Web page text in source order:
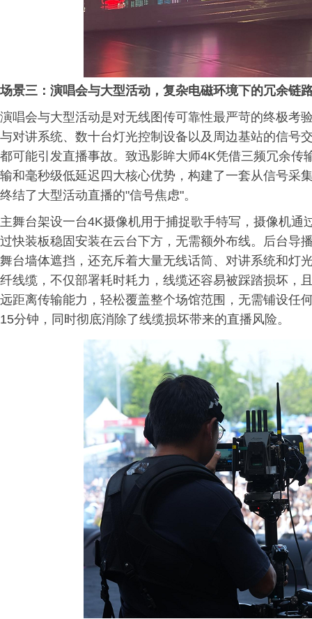
场景三：演唱会与大型活动，复杂电磁环境下的冗余链
演唱会与大型活动是对无线图传可靠性最严苛的终极考
与对讲系统、数十台灯光控制设备以及周边基站的信号
都可能引发直播事故。致迅影眸大师4K凭借三频冗余
输和毫秒级低延迟四大核心优势，构建了一套从信号采
终结了大型活动直播的"信号焦虑"。
主舞台架设一台4K摄像机用于捕捉歌手特写，摄像机
过快装板稳固安装在云台下方，无需额外布线。后台导
舞台墙体遮挡，还充斥着大量无线话筒、对讲系统和灯
纤线缆，不仅部署耗时耗力，线缆还容易被踩踏损坏，
远距离传输能力，轻松覆盖整个场馆范围，无需铺设任
15分钟，同时彻底消除了线缆损坏带来的直播风险。